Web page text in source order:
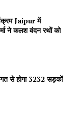
Jaipur में
ने कलश वंदन रथों को
से होगा 3232 सड़कों